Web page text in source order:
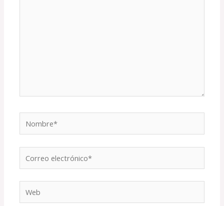
Nombre*
electrónico*